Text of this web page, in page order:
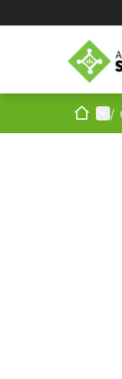
Inici /